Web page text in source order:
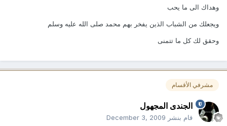
وهداك الى ما يحب
ويجعلك من الشباب الذين يفخر بهم محمد صلى الله عليه وسلم
وحقق لك كل ما تتمنى
مشرفي الأقسام
الجندى المجهول
قام بنشر December 3, 2009